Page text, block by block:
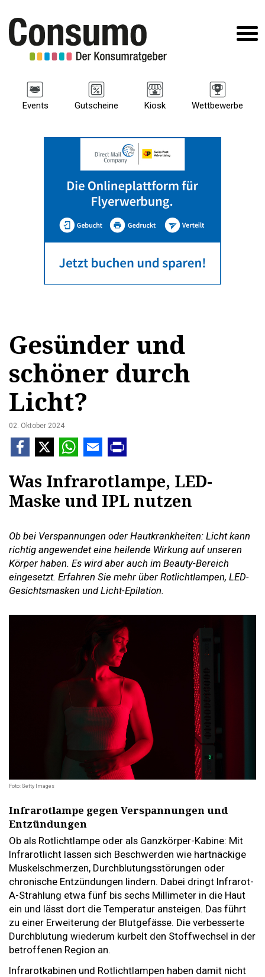
Events Gutscheine Kiosk Wettbewerbe
Gesünder und
schöner durch
Licht?
02. Oktober 2024
Was Infrarotlampe, LED-
Maske und IPL nutzen
Ob bei Verspannungen oder Hautkrankheiten: Licht kann
richtig angewendet eine heilende Wirkung auf unseren
Körper haben. Es wird aber auch im Beauty-Bereich
eingesetzt. Erfahren Sie mehr über Rotlichtlampen, LED-
Gesichtsmasken und Licht-Epilation.
Foto: Getty Images
Infrarotlampe gegen Verspannungen und
Entzündungen
Ob als Rotlichtlampe oder als Ganzkörper-Kabine: Mit
Infrarotlicht lassen sich Beschwerden wie hartnäckige
Muskelschmerzen, Durchblutungsstörungen oder
chronische Entzündungen lindern. Dabei dringt Infrarot-
A-Strahlung etwa fünf bis sechs Millimeter in die Haut
ein und lässt dort die Temperatur ansteigen. Das führt
zu einer Erweiterung der Blutgefässe. Die verbesserte
Durchblutung wiederum kurbelt den Stoffwechsel in der
betroffenen Region an.
Infrarotkabinen und Rotlichtlampen haben damit nicht